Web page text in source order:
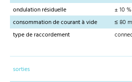
ondulation résiduelle
± 10 %
consommation de courant à vide
≤ 80
type de raccordement
sorties